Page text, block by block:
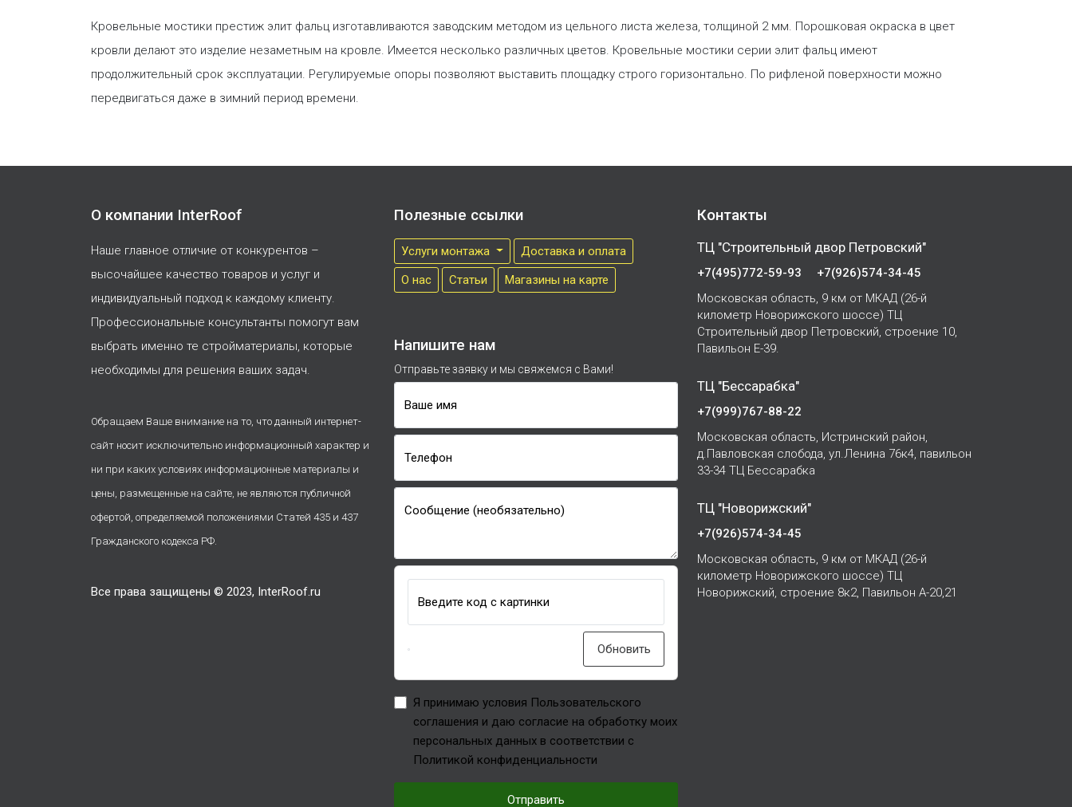
Кровельные мостики престиж элит фальц изготавливаются заводским методом из цельного листа железа, толщиной 2 мм. Порошковая окраска в цвет
кровли делают это изделие незаметным на кровле. Имеется несколько различных цветов. Кровельные мостики серии элит фальц имеют
продолжительный срок эксплуатации. Регулируемые опоры позволяют выставить площадку строго горизонтально. По рифленой поверхности можно
передвигаться даже в зимний период времени.
О компании InterRoof
Наше главное отличие от конкурентов –
высочайшее качество товаров и услуг и
индивидуальный подход к каждому клиенту.
Профессиональные консультанты помогут вам
выбрать именно те стройматериалы, которые
необходимы для решения ваших задач.
Обращаем Ваше внимание на то, что данный интернет-
сайт носит исключительно информационный характер и
ни при каких условиях информационные материалы и
цены, размещенные на сайте, не являются публичной
офертой, определяемой положениями Статей 435 и 437
Гражданского кодекса РФ.
Все права защищены © 2023, InterRoof.ru
Полезные ссылки
Услуги монтажа
Доставка и оплата
О нас
Cтатьи Магазины на карте
Напишите нам
Отправьте заявку и мы свяжемся с Вами!
Ваше имя
Телефон
Сообщение (необязательно)
Введите код с картинки
Обновить
Я принимаю условия Пользовательского
соглашения и даю согласие на обработку моих
персональных данных в соответствии с
Политикой конфиденциальности
Отправить
Контакты
ТЦ "Строительный двор Петровский"
+7(495)772-59-93
+7(926)574-34-45
Московская область, 9 км от МКАД (26-й
километр Новорижского шоссе) ТЦ
Строительный двор Петровский, строение 10,
Павильон Е-39.
ТЦ "Бессарабка"
+7(999)767-88-22
Московская область, Истринский район,
д.Павловская слобода, ул.Ленина 76к4, павильон
33-34 ТЦ Бессарабка
ТЦ "Новорижский"
+7(926)574-34-45
Московская область, 9 км от МКАД (26-й
километр Новорижского шоссе) ТЦ
Новорижский, строение 8к2, Павильон А-20,21